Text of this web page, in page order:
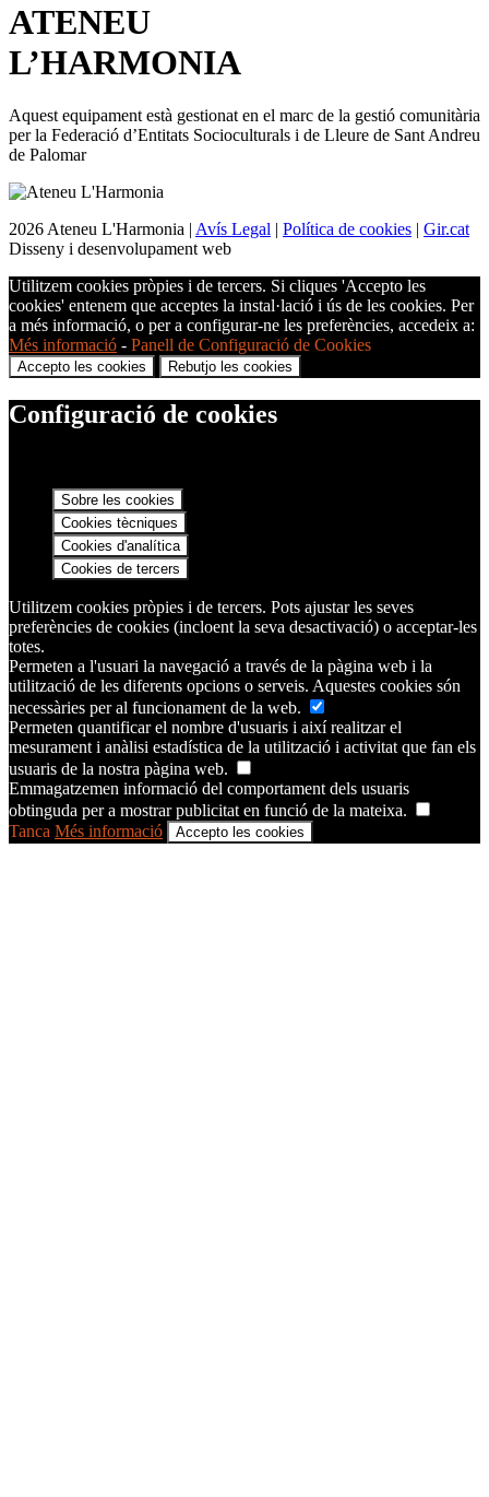
ATENEU
L’HARMONIA
Aquest equipament està gestionat en el marc de la gestió comunitària
per la Federació d’Entitats Socioculturals i de Lleure de Sant Andreu
de Palomar
2026 Ateneu L'Harmonia | Avís Legal | Política de cookies | Gir.cat
Disseny i desenvolupament web
Utilitzem cookies pròpies i de tercers. Si cliques 'Accepto les
cookies' entenem que acceptes la instal·lació i ús de les cookies. Per
a més informació, o per a configurar-ne les preferències, accedeix a:
Més informació - Panell de Configuració de Cookies
Accepto les cookies Rebutjo les cookies
Configuració de cookies
Sobre les cookies
Cookies tècniques
Cookies d'analítica
Cookies de tercers
Utilitzem cookies pròpies i de tercers. Pots ajustar les seves
preferències de cookies (incloent la seva desactivació) o acceptar-les
totes.
Permeten a l'usuari la navegació a través de la pàgina web i la
utilització de les diferents opcions o serveis. Aquestes cookies són
necessàries per al funcionament de la web.
Permeten quantificar el nombre d'usuaris i així realitzar el
mesurament i anàlisi estadística de la utilització i activitat que fan els
usuaris de la nostra pàgina web.
Emmagatzemen informació del comportament dels usuaris
obtinguda per a mostrar publicitat en funció de la mateixa.
Tanca Més informació Accepto les cookies